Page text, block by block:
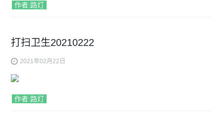
作者:路灯
打扫卫生20210222
2021年02月22日
作者:路灯